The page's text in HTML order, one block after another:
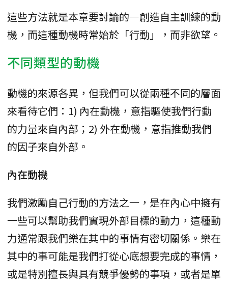
這些方法就是本章要討論的—創造自主訓練的動
機，而這種動機時常始於「行動」，而非欲望。
不同類型的動機
動機的來源各異，但我們可以從兩種不同的層面
來看待它們：1) 內在動機，意指驅使我們行動
的力量來自內部；2) 外在動機，意指推動我們
的因子來自外部。
內在動機
我們激勵自己行動的方法之一，是在內心中擁有
一些可以幫助我們實現外部目標的動力，這種動
力通常跟我們樂在其中的事情有密切關係。樂在
其中的事可能是我們打從心底想要完成的事情，
或是特別擅長與具有競爭優勢的事項，或者是單